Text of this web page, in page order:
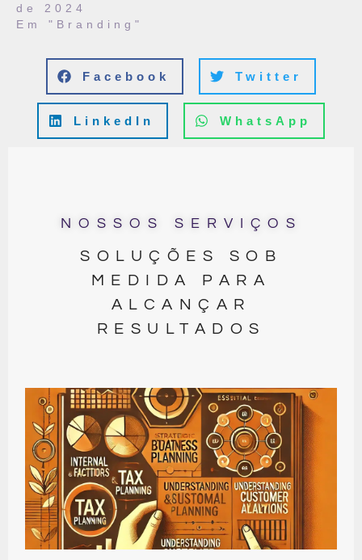
de 2024
Em "Branding"
Facebook Twitter
LinkedIn WhatsApp
NOSSOS SERVIÇOS
SOLUÇÕES SOB
MEDIDA PARA
ALCANÇAR
RESULTADOS